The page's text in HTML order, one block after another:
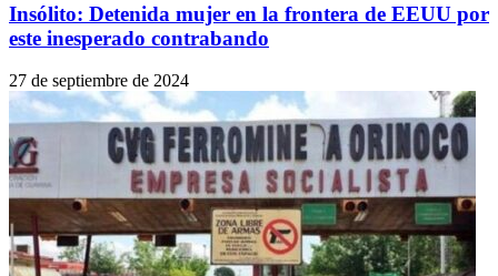
Insólito: Detenida mujer en la frontera de EEUU por
este inesperado contrabando
27 de septiembre de 2024